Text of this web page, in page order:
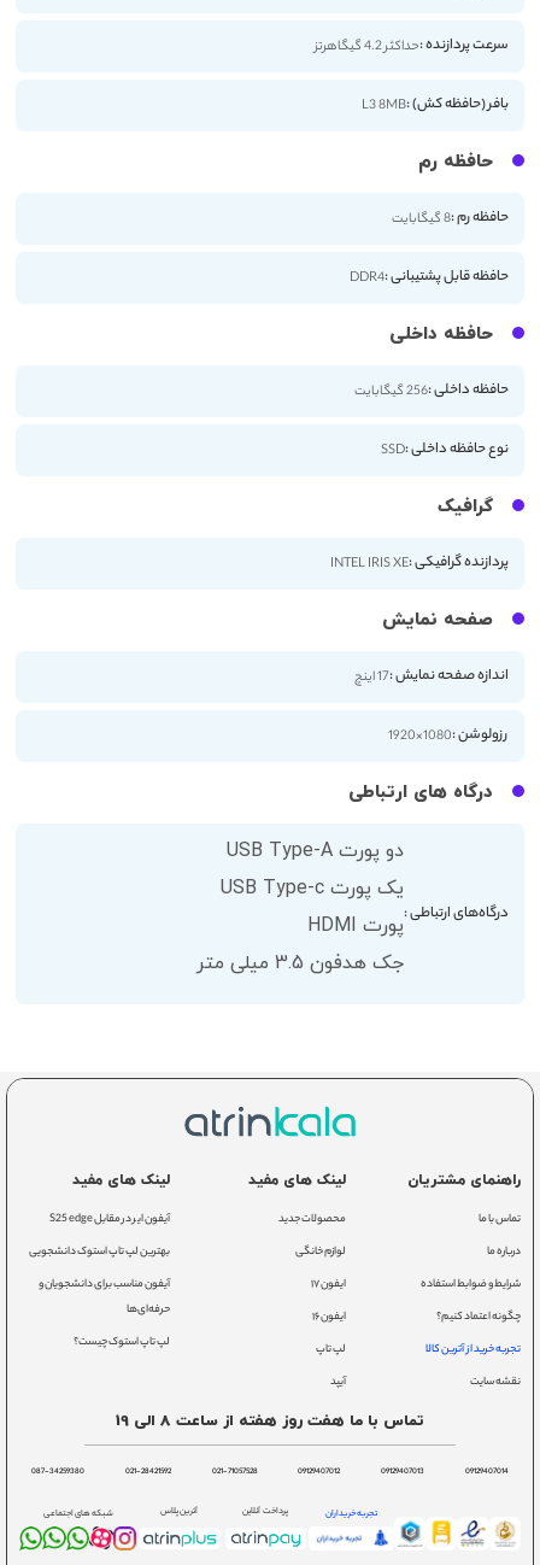
سرعت پردازنده :حداکثر 4.2 گیگاهرتز
بافر (حافظه کش) :L3 8MB
حافظه رم
حافظه رم :8 گیگابایت
حافظه قابل پشتیبانی :DDR4
حافظه داخلی
حافظه داخلی :256 گیگابایت
نوع حافظه داخلی :SSD
گرافیک
پردازنده گرافیکی :INTEL IRIS XE
صفحه نمایش
اندازه صفحه نمایش :17 اینچ
رزولوشن :1080×1920
درگاه های ارتباطی
درگاه‌های ارتباطی :
دو پورت USB Type-A
یک پورت USB Type-c
پورت HDMI
جک هدفون 3.5 میلی متر
راهنمای مشتریان
تماس با ما
درباره ما
شرایط و ضوابط استفاده
چگونه اعتماد کنیم؟
تجربه خرید از آترین کالا
نقشه سایت
لینک های مفید
محصولات جدید
لوازم خانگی
ایفون ۱۷
ایفون ۱۶
لپ تاپ
آیپد
لینک های مفید
آیفون ایر در مقابل S25 edge
بهترین لپ تاپ استوک دانشجویی
آیفون مناسب برای دانشجویان و
حرفه‌ای‌ها
لپ تاپ استوک چیست؟
تماس با ما هفت روز هفته از ساعت 8 الی 19
09129407014
09129407013
09129407012
021-71057528
021-28421592
087-34259380
تجربه خریداران پرداخت آنلاین آترین پلاس شبکه های اجتماعی